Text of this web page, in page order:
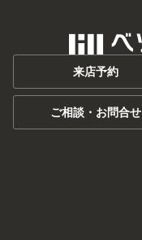
来店予約
ご相談・お問合せ